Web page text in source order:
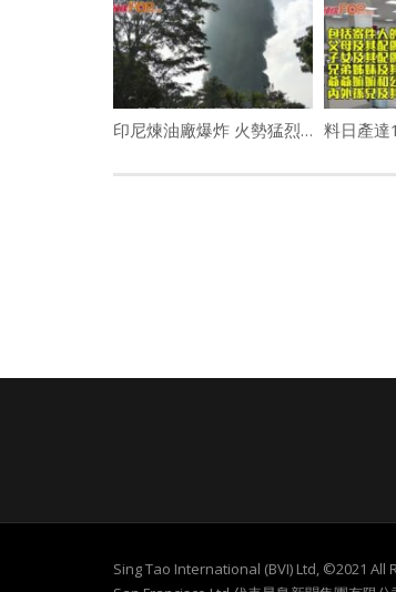
印尼煉油廠爆炸 火勢猛烈染紅天際
Sing Tao International (BVI) Ltd, ©2021